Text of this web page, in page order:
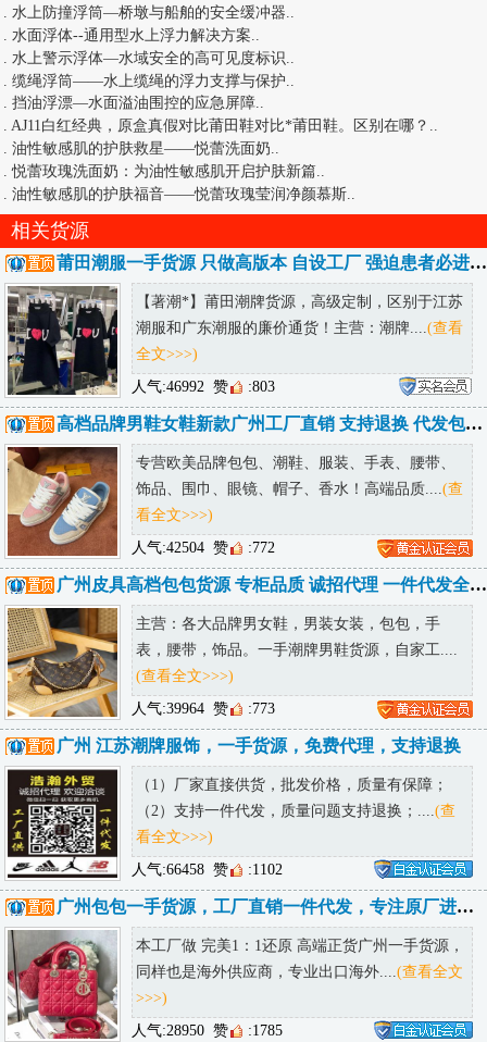
.水上防撞浮筒—桥墩与船舶的安全缓冲器..
.水面浮体--通用型水上浮力解决方案
.水上警示浮体—水域安全的高可见度标识
.缆绳浮筒——水上缆绳的浮力支撑与保护
.挡油浮漂—水面溢油围控的应急屏障..
.AJ11白红经典，原盒真假对比莆田鞋对比*莆田鞋。区别在哪？ ..
.油性敏感肌的护肤救星——悦蕾洗面奶
.悦蕾玫瑰洗面奶：为油性敏感肌开启护肤新篇
.油性敏感肌的护肤福音——悦蕾玫瑰莹润净颜慕斯
相关货源
莆田潮服一手货源 只做高版本 自设工厂 强迫患者必进 低端勿进
【著潮*】莆田潮牌货源，高级定制，区别于江苏
潮服和广东潮服的廉价通货！主营：潮牌....(查看
全文>>>)
人气:46992 赞 :803
高档品牌男鞋女鞋新款广州工厂直销 支持退换 代发包邮 诚招代理
专营欧美品牌包包、潮鞋、服装、手表、腰带、
饰品、围巾、眼镜、帽子、香水！高端品质....(查
看全文>>>)
人气:42504 赞 :772
广州皮具高档包包货源 专柜品质 诚招代理 一件代发全球可达
主营：各大品牌男女鞋，男装女装，包包，手
表，腰带，饰品。一手潮牌男鞋货源，自家工....
(查看全文>>>)
人气:39964 赞 :773
广州 江苏潮牌服饰，一手货源，免费代理，支持退换
（1）厂家直接供货，批发价格，质量有保障；
（2）支持一件代发，质量问题支持退换；....(查
看全文>>>)
人气:66458 赞 :1102
广州包包一手货源，工厂直销一件代发，专注原厂进口皮，全国包邮诚招代理
本工厂做 完美1：1还原 高端正货广州一手货源，
同样也是海外供应商，专业出口海外....(查看全文
>>>)
人气:28950 赞 :1785